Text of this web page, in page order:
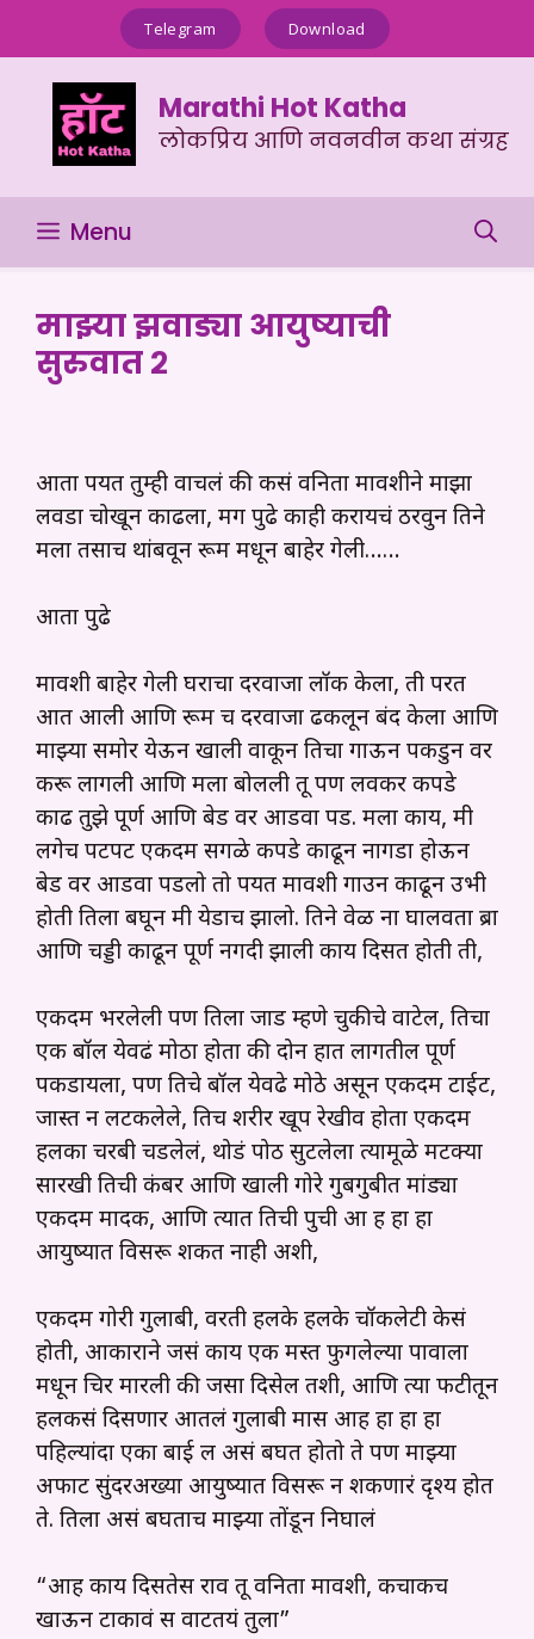
content
Telegram Download
Marathi Hot Katha
लोकप्रिय आणि नवनवीन कथा संग्रह
Menu
माझ्या झवाड्या आयुष्याची
सुरुवात २
आता पर्यंत तुम्ही वाचलं की कसं वनिता मावशीने माझा
लवडा चोखून काढला, मग पुढे काही करायचं ठरवुन तिने
मला तसाच थांबवून रूम मधून बाहेर गेली……
आता पुढे
मावशी बाहेर गेली घराचा दरवाजा लॉक केला, ती परत
आत आली आणि रूम च दरवाजा ढकलून बंद केला आणि
माझ्या समोर येऊन खाली वाकून तिचा गाऊन पकडुन वर
करू लागली आणि मला बोलली तू पण लवकर कपडे
काढ तुझे पूर्ण आणि बेड वर आडवा पड. मला काय, मी
लगेच पटपट एकदम सगळे कपडे काढून नागडा होऊन
बेड वर आडवा पडलो तो पर्यंत मावशी गाउन काढून उभी
होती तिला बघून मी येडाच झालो. तिने वेळ ना घालवता ब्रा
आणि चड्डी काढून पूर्ण नगदी झाली काय दिसत होती ती,
एकदम भरलेली पण तिला जाड म्हणे चुकीचे वाटेल, तिचा
एक बॉल येवढं मोठा होता की दोन हात लागतील पूर्ण
पकडायला, पण तिचे बॉल येवढे मोठे असून एकदम टाईट,
जास्त न लटकलेले, तिच शरीर खूप रेखीव होता एकदम
हलका चरबी चडलेलं, थोडं पोठ सुटलेला त्यामूळे मटक्या
सारखी तिची कंबर आणि खाली गोरे गुबगुबीत मांड्या
एकदम मादक, आणि त्यात तिची पुची आ ह हा हा
आयुष्यात विसरू शकत नाही अशी,
एकदम गोरी गुलाबी, वरती हलके हलके चॉकलेटी केसं
होती, आकाराने जसं काय एक मस्त फुगलेल्या पावाला
मधून चिर मारली की जसा दिसेल तशी, आणि त्या फटीतून
हलकसं दिसणार आतलं गुलाबी मास आह हा हा हा
पहिल्यांदा एका बाई ल असं बघत होतो ते पण माझ्या
अफाट सुंदरअख्या आयुष्यात विसरू न शकणारं दृश्य होत
ते. तिला असं बघताच माझ्या तोंडून निघालं
“आह काय दिसतेस राव तू वनिता मावशी, कचाकच
खाऊन टाकावं स वाटतयं तुला”